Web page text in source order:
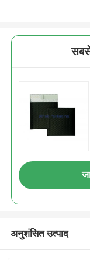
सबसे
अनुशंसित उत्पाद